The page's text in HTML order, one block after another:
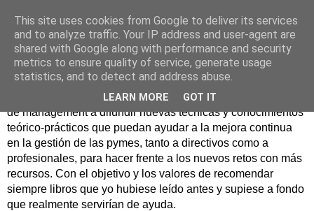
Nuevo Viernes - Nuevo
Libro
Nace con la misión de ayudar mediante la lectura de libros
de management a difundir nuevas técnicas y conocimientos
teórico-prácticos que puedan ayudar a la mejora continua
en la gestión de las pymes, tanto a directivos como a
profesionales, para hacer frente a los nuevos retos con más
recursos. Con el objetivo y los valores de recomendar
siempre libros que yo hubiese leído antes y supiese a fondo
que realmente servirían de ayuda.
This site uses cookies from Google to deliver its services
and to analyze traffic. Your IP address and user-agent are
shared with Google along with performance and security
metrics to ensure quality of service, generate usage
statistics, and to detect and address abuse.
LEARN MORE GOT IT